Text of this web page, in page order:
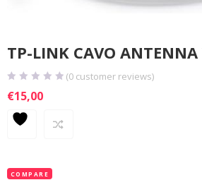
TP-LINK CAVO
(0 customer reviews)
€15,00
COMPARE